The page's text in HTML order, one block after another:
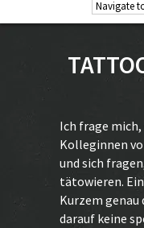
Ich frage
Kolleginnen
und sich
tätowieren.
Kurzem genau
darauf keine